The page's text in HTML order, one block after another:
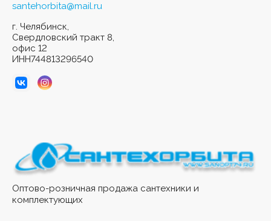
Оптово-розничная продажа сантехники и
комплектующих
santehorbita@mail.ru
г. Челябинск,
Свердловский тракт 8,
офис 12
ИНН744813296540